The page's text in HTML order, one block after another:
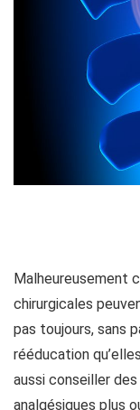
Malheureusement
chirurgicales
pas toujours, sans
rééducation
aussi conseiller
analgésiques plus